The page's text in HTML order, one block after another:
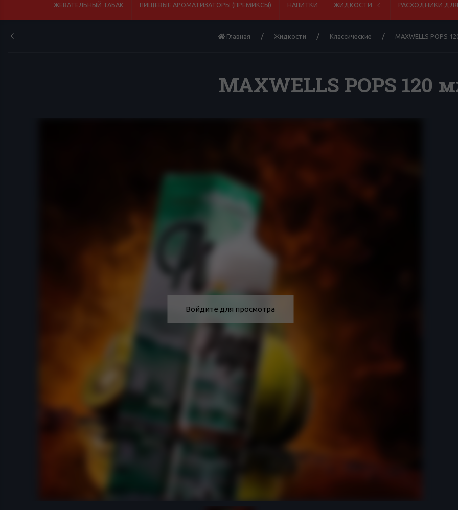
ЖЕВАТЕЛЬНЫЙ ТАБАК ПИЩЕВЫЕ АРОМАТИЗАТОРЫ (ПРЕМИКСЫ) НАПИТКИ ЖИДКОСТИ РАСХОДНИКИ
Главная Жидкости Классические MAXWELLS POPS
MAXWELLS POPS 120
Войдите для просмотра